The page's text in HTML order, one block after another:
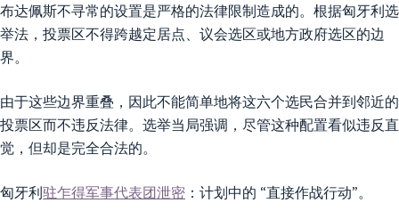
布达佩斯不寻常的设置是严格的法律限制造成的。根据匈牙利选
举法，投票区不得跨越定居点、议会选区或地方政府选区的边
界。
由于这些边界重叠，因此不能简单地将这六个选民合并到邻近的
投票区而不违反法律。选举当局强调，尽管这种配置看似违反直
觉，但却是完全合法的。
匈牙利驻乍得军事代表团泄密 ：计划中的 “直接作战行动”。